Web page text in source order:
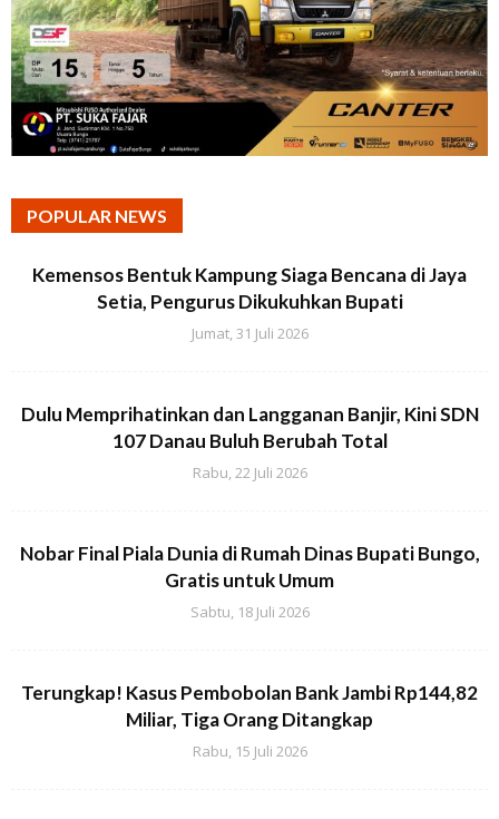
POPULAR NEWS
Kemensos Bentuk Kampung Siaga Bencana di Jaya
Setia, Pengurus Dikukuhkan Bupati
Jumat, 31 Juli 2026
Dulu Memprihatinkan dan Langganan Banjir, Kini SDN
107 Danau Buluh Berubah Total
Rabu, 22 Juli 2026
Nobar Final Piala Dunia di Rumah Dinas Bupati Bungo,
Gratis untuk Umum
Sabtu, 18 Juli 2026
Terungkap! Kasus Pembobolan Bank Jambi Rp144,82
Miliar, Tiga Orang Ditangkap
Rabu, 15 Juli 2026